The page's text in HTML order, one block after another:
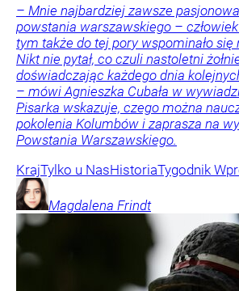
– Mnie najbardziej zawsze
powstania warszawskiego –
tym także do tej pory wspominało się
Nikt nie pytał, co czuli nastoletni
doświadczając każdego dnia
– mówi Agnieszka Cubała w
Pisarka wskazuje, czego można
pokolenia Kolumbów i zaprasza na
Powstania Warszawskiego.
KrajTylko u NasHistoriaTygodnik
Magdalena Frindt